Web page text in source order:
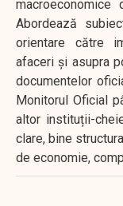
macroeconomice
Abordează
orientare către
afaceri și asupra
documentelor
Monitorul Oficial
altor instituții-
clare, bine
de economie,